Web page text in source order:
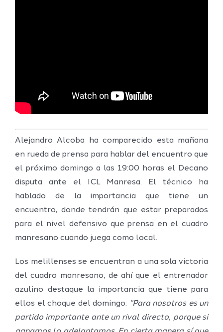
Alejandro Alcoba ha comparecido esta mañana
en rueda de prensa para hablar del encuentro que
el próximo domingo a las 19:00 horas el Decano
disputa ante el ICL Manresa. El técnico ha
hablado de la importancia que tiene un
encuentro, donde tendrán que estar preparados
para el nivel defensivo que prensa en el cuadro
manresano cuando juega como local.
Los melillenses se encuentran a una sola victoria
del cuadro manresano, de ahí que el entrenador
azulino destaque la importancia que tiene para
ellos el choque del domingo: “Para nosotros es un
partido importante ante un rival directo, porque si